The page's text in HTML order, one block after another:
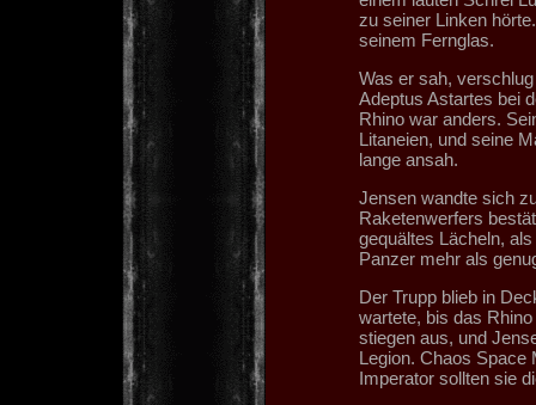
zu seiner Linken
seinem Fernglas.
Was er sah,
Adeptus Astartes bei
Rhino war anders.
Litaneien, und seine
lange ansah.
Jensen wandte sich
Raketenwerfers
gequältes Lächeln,
Panzer mehr als
Der Trupp blieb in
wartete, bis das
stiegen aus, und
Legion. Chaos Space
Imperator sollten sie